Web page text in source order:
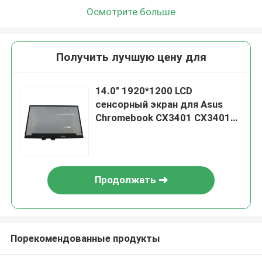
Осмотрите больше
Получить лучшую цену для
14.0" 1920*1200 LCD
сенсорный экран для Asus
Chromebook CX3401 CX3401F
Продолжать
Порекомендованные продукты